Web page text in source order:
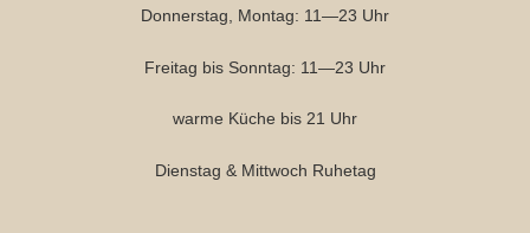
Donnerstag, Montag: 11—23 Uhr
Freitag bis Sonntag: 11—23 Uhr
warme Küche bis 21 Uhr
Dienstag & Mittwoch Ruhetag